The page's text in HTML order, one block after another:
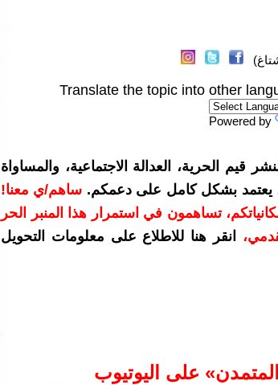
Translate the topic into other
Powered by
الحرية، العدالة الاجتماعية، والمساواة
يعتمد بشكل كامل على دعمكم. ساهم/ي معنا!
حسب إمكانياتكم، تساهمون في استمرار هذا المنبر الحر
،
انقر هنا للاطلاع على معلومات التحويل
على اليوتيوب